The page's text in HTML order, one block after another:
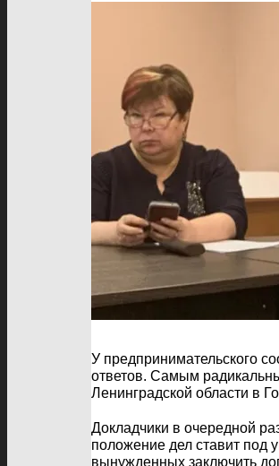
У предпринимательского
ответов. Самым
Ленинградской области в
Докладчики в очередной
положение дел ставит под
вынужденных заключить